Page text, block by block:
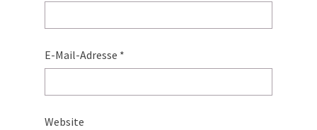
E-Mail-Adresse *
Website